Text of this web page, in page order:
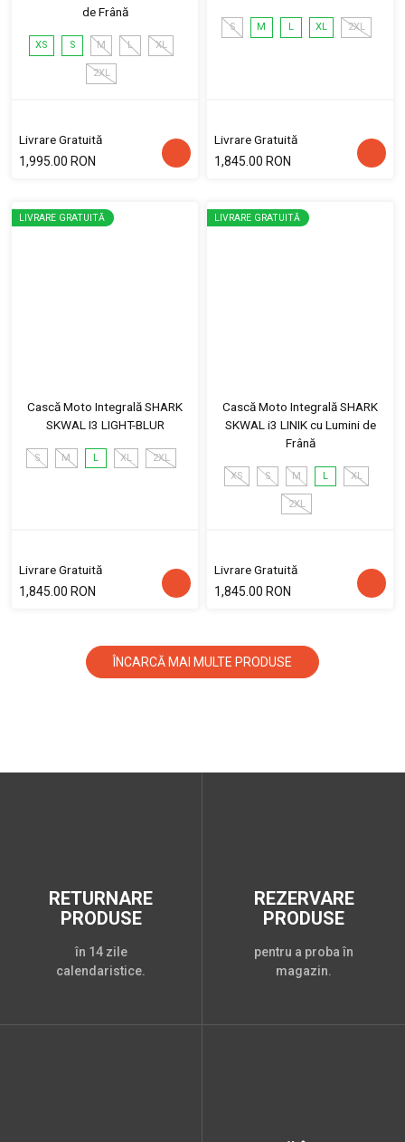
de Frână
XS S M L XL
2XL
Livrare Gratuită
1,995.00 RON
S M L XL 2XL
Livrare Gratuită
1,845.00 RON
LIVRARE GRATUITĂ
Cască Moto Integrală SHARK
SKWAL I3 LIGHT-BLUR
S M L XL 2XL
Livrare Gratuită
1,845.00 RON
LIVRARE GRATUITĂ
Cască Moto Integrală SHARK
SKWAL i3 LINIK cu Lumini de
Frână
XS S M L XL
2XL
Livrare Gratuită
1,845.00 RON
ÎNCARCĂ MAI MULTE PRODUSE
RETURNARE
PRODUSE
în 14 zile
calendaristice.
REZERVARE
PRODUSE
pentru a proba în
magazin.